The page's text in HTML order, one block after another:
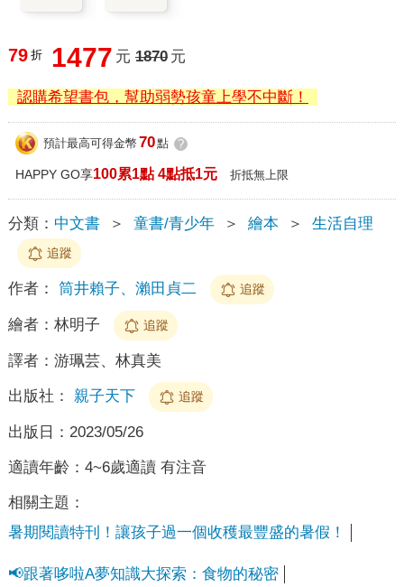
79 折 1477 元 1870 元
認購希望書包，幫助弱勢孩童上學不中斷！
預計最高可得金幣 70點 ?
HAPPY GO享100累1點 4點抵1元 折抵無上限
分類： 中文書 ＞ 童書/青少年 ＞ 繪本 ＞ 生活自理
追蹤
作者： 筒井賴子、瀨田貞二 追蹤
繪者： 林明子 追蹤
譯者： 游珮芸、林真美
出版社： 親子天下 追蹤
出版日： 2023/05/26
適讀年齡： 4~6歲適讀 有注音
相關主題：
暑期閱讀特刊！讓孩子過一個收穫最豐盛的暑假！
📢跟著哆啦A夢知識大探索：食物的秘密